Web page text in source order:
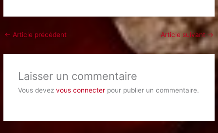
← Article précédent Article suivant→
Laisser un commentaire
Vous devez vous connecterpour publier un commentaire.